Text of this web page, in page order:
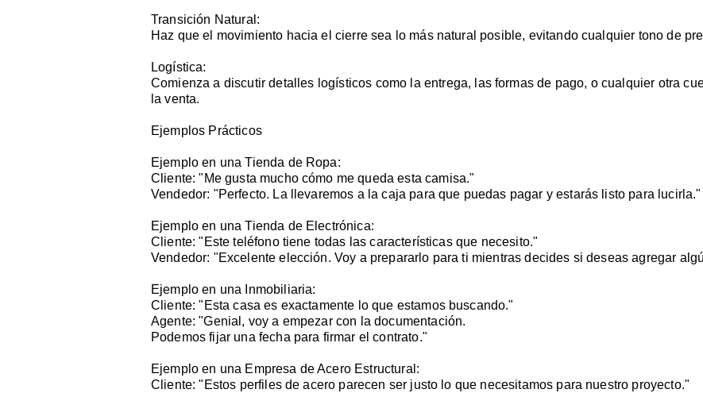
Transición Natural:
Haz que el movimiento hacia el cierre sea lo más natural posible, evitando cualquier tono de
Logística:
Comienza a discutir detalles logísticos como la entrega, las formas de pago, o cualquier otra
la venta.
Ejemplos Prácticos
Ejemplo en una Tienda de Ropa:
Cliente: "Me gusta mucho cómo me queda esta camisa."
Vendedor: "Perfecto. La llevaremos a la caja para que puedas pagar y estarás listo para lucirla."
Ejemplo en una Tienda de Electrónica:
Cliente: "Este teléfono tiene todas las características que necesito."
Vendedor: "Excelente elección. Voy a prepararlo para ti mientras decides si deseas agregar
Ejemplo en una Inmobiliaria:
Cliente: "Esta casa es exactamente lo que estamos buscando."
Agente: "Genial, voy a empezar con la documentación.
Podemos fijar una fecha para firmar el contrato."
Ejemplo en una Empresa de Acero Estructural:
Cliente: "Estos perfiles de acero parecen ser justo lo que necesitamos para nuestro proyecto."